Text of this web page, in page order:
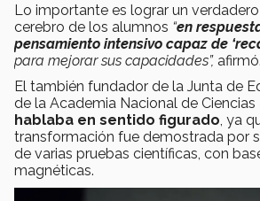
Lo importante es lograr un
cerebro de los alumnos “en
pensamiento intensivo capaz de
para mejorar sus capacidades”, afirmó.
El también fundador de la Junta de
de la Academia Nacional de Ciencias
hablaba en sentido figurado , ya
transformación fue demostrada por
de varias pruebas científicas, con
magnéticas.